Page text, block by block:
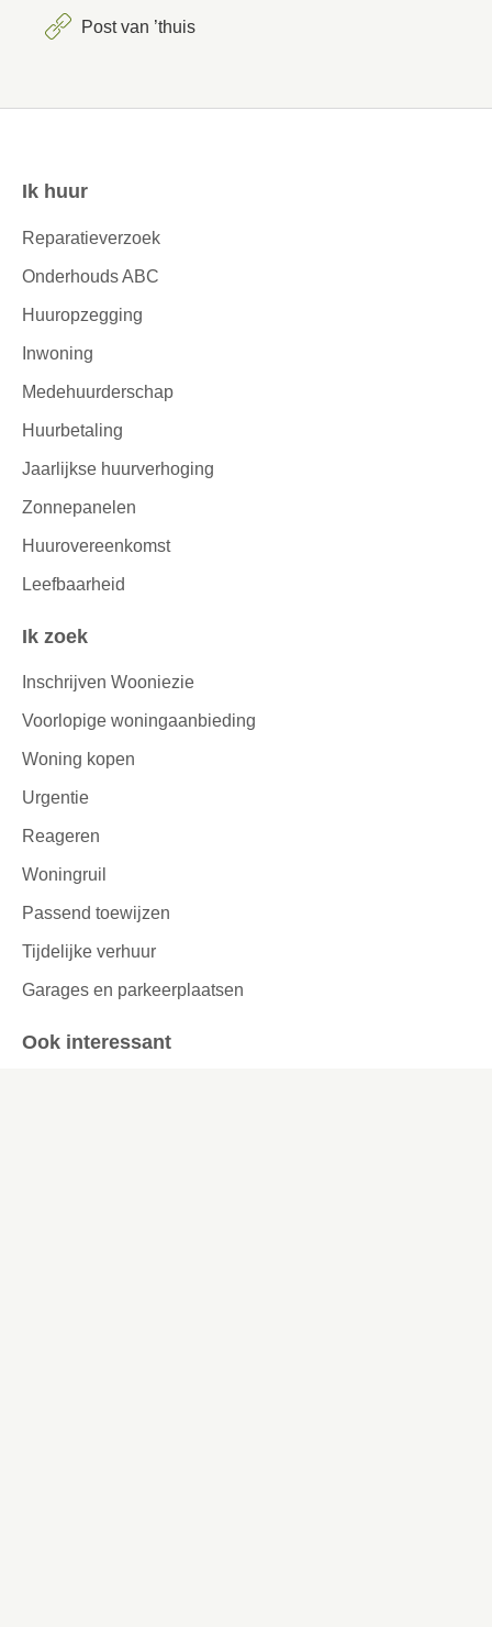
Post van ’thuis
Contactinformatie
Ik huur
Reparatieverzoek
Onderhouds ABC
Huuropzegging
Inwoning
Medehuurderschap
Huurbetaling
Jaarlijkse huurverhoging
Zonnepanelen
Huurovereenkomst
Leefbaarheid
Ik zoek
Inschrijven Wooniezie
Voorlopige woningaanbieding
Woning kopen
Urgentie
Reageren
Woningruil
Passend toewijzen
Tijdelijke verhuur
Garages en parkeerplaatsen
Ook interessant